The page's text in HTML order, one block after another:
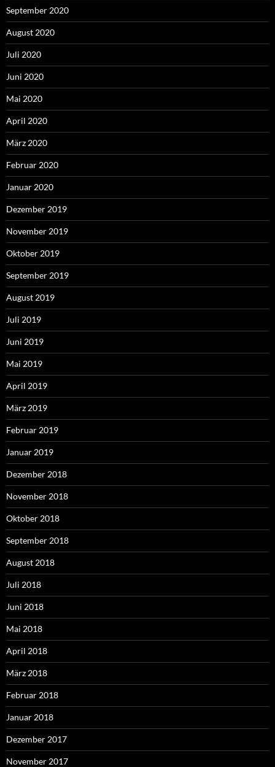
September 2020
August 2020
Juli 2020
Juni 2020
Mai 2020
April 2020
März 2020
Februar 2020
Januar 2020
Dezember 2019
November 2019
Oktober 2019
September 2019
August 2019
Juli 2019
Juni 2019
Mai 2019
April 2019
März 2019
Februar 2019
Januar 2019
Dezember 2018
November 2018
Oktober 2018
September 2018
August 2018
Juli 2018
Juni 2018
Mai 2018
April 2018
März 2018
Februar 2018
Januar 2018
Dezember 2017
November 2017